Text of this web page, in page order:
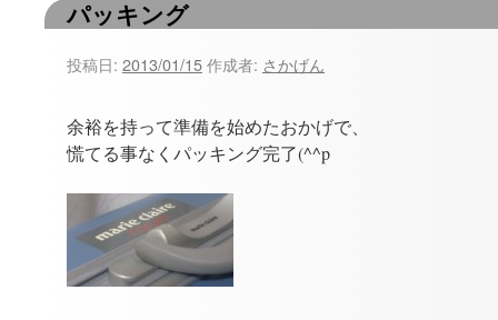
ツ
パッキング
投稿日: 2013/01/15作成者: さかげん
余裕を持って準備を始めたおかげで、
慌てる事なくパッキング完了(^^p